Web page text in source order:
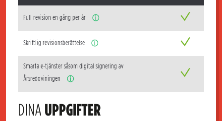
Full revision en gång per år ⓘ
Skriftlig revisionsberättelse ⓘ
Smarta e-tjänster såsom digital signering av
Årsredoviningen
ⓘ
DINA UPPGIFTER